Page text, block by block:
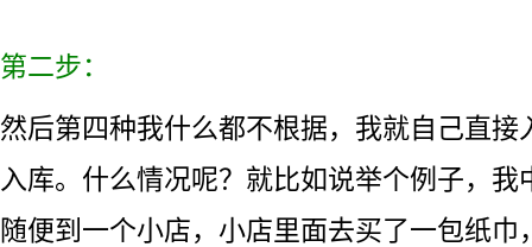
第二步：
然后第四种我什么都不根据，我就自己直接
入库。什么情况呢？就比如说举个例子，我
随便到一个小店，小店里面去买了一包纸巾